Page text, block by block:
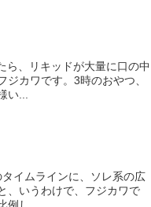
ら、リキッドが大量に口の中
カワです。3時のおやつ、
い...
イムラインに、ソレ系の広
、いうわけで、フジカワで